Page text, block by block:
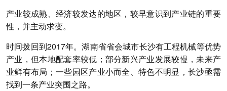
产业较成熟、经济较发达的地区，较早意识到产业链的重要
性，并主动求变。
时间拨回到2017年。湖南省省会城市长沙有工程机械等优势
产业，但本地配套率较低；部分新兴产业发展较慢，未来产
业鲜有布局；一些园区产业小而全、特色不明显，长沙亟需
找到一条产业突围之路。